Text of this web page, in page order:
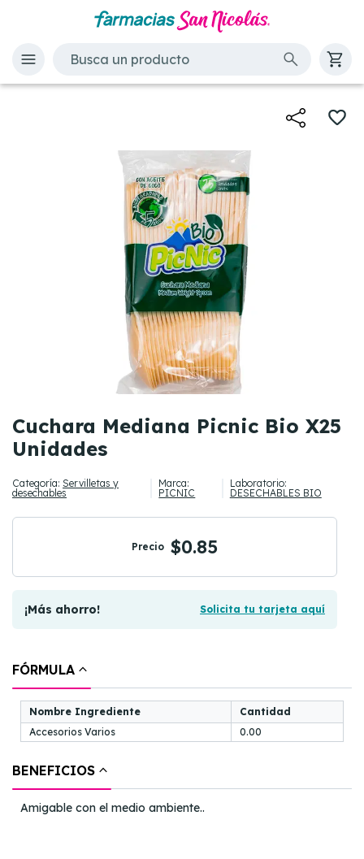
Cuchara Mediana Picnic Bio X25
Unidades
Categoría: Servilletas y
desechables
Marca:
PICNIC
Laboratorio:
DESECHABLES BIO
Precio $0.85
¡Más ahorro! Solicita tu tarjeta aquí
FÓRMULA
Nombre Ingrediente
Cantidad
Accesorios Varios
0.00
BENEFICIOS
Amigable con el medio ambiente..